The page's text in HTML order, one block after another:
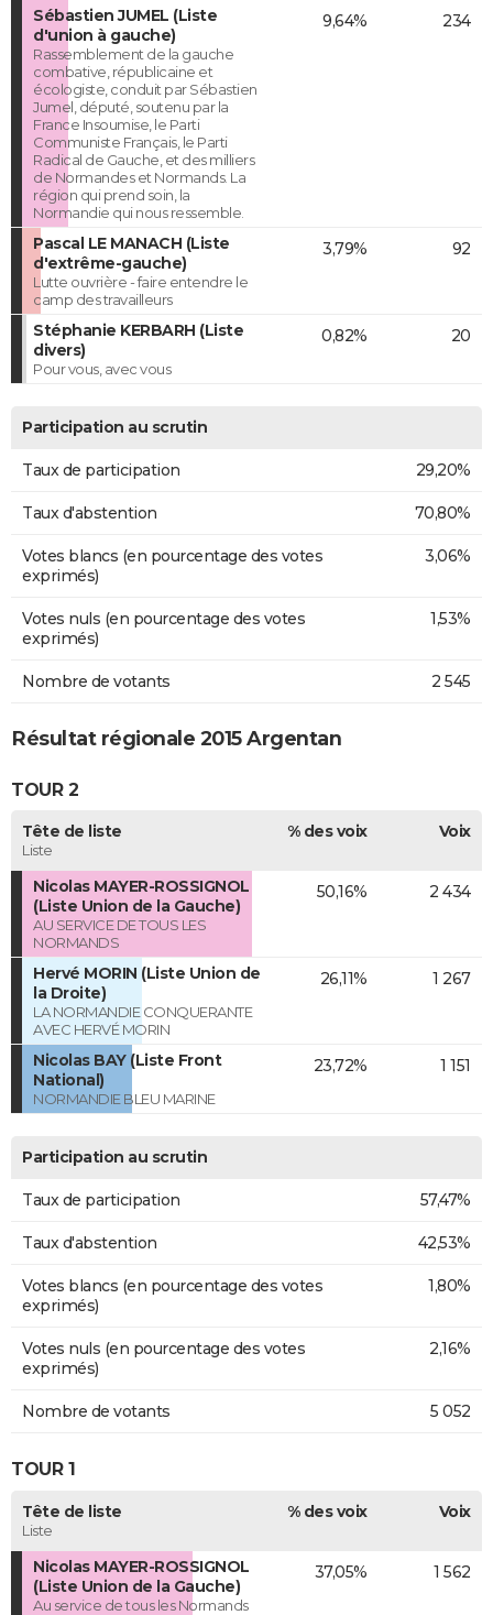
Sébastien JUMEL (Liste
d'union à gauche)
Rassemblement de la gauche
combative, républicaine et
écologiste, conduit par Sébastien
Jumel, député, soutenu par la
France Insoumise, le Parti
Communiste Français, le Parti
Radical de Gauche, et des milliers
de Normandes et Normands. La
région qui prend soin, la
Normandie qui nous ressemble.
9,64% 234
Pascal LE MANACH (Liste
d'extrême-gauche)
Lutte ouvrière - faire entendre le
camp des travailleurs
3,79% 92
Stéphanie KERBARH (Liste
divers)
Pour vous, avec vous
0,82% 20
Participation au scrutin
Taux de participation 29,20%
Taux d'abstention 70,80%
Votes blancs (en pourcentage des votes
exprimés)
3,06%
Votes nuls (en pourcentage des votes
exprimés)
1,53%
Nombre de votants 2 545
Résultat régionale 2015 Argentan
TOUR 2
Tête de liste
Liste
% des voix Voix
Nicolas MAYER-ROSSIGNOL
(Liste Union de la Gauche)
AU SERVICE DE TOUS LES
NORMANDS
50,16% 2 434
Hervé MORIN (Liste Union de
la Droite)
LA NORMANDIE CONQUERANTE
AVEC HERVÉ MORIN
26,11% 1 267
Nicolas BAY (Liste Front
National)
NORMANDIE BLEU MARINE
23,72% 1 151
Participation au scrutin
Taux de participation 57,47%
Taux d'abstention 42,53%
Votes blancs (en pourcentage des votes
exprimés)
1,80%
Votes nuls (en pourcentage des votes
exprimés)
2,16%
Nombre de votants 5 052
TOUR 1
Tête de liste
Liste
% des voix Voix
Nicolas MAYER-ROSSIGNOL
(Liste Union de la Gauche)
Au service de tous les Normands
37,05% 1 562